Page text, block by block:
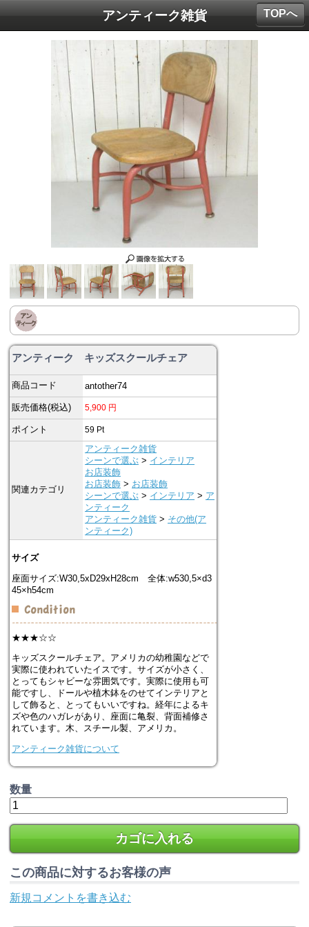
アンティーク雑貨
アンティーク キッズスクールチェア
商品コード antother74
販売価格(税込) 5,900 円
ポイント 59 Pt
関連カテゴリ
アンティーク雑貨
シーンで選ぶ > インテリア
お店装飾
お店装飾 > お店装飾
シーンで選ぶ > インテリア > ア
ンティーク
アンティーク雑貨 > その他(ア
ンティーク)
サイズ
座面サイズ:W30,5xD29xH28cm 全体:w530,5×d3
45×h54cm
★★★☆☆
キッズスクールチェア。アメリカの幼稚園などで
実際に使われていたイスです。サイズが小さく、
とってもシャビーな雰囲気です。実際に使用も可
能ですし、ドールや植木鉢をのせてインテリアと
して飾ると、とってもいいですね。経年によるキ
ズや色のハガレがあり、座面に亀裂、背面補修さ
れています。木、スチール製、アメリカ。
アンティーク雑貨について
数量
カゴに入れる
この商品に対するお客様の声
新規コメントを書き込む
TOPへ